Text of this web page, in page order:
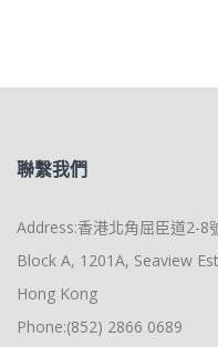
聯繫我們
Address:香港北角屈臣道2-8
Block A, 1201A, Seaview
Hong Kong
Phone:(852) 2866 0689